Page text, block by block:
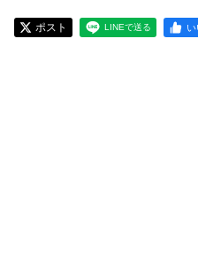
ポスト LINEで送る い